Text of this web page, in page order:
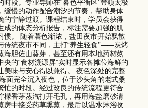
时段。专业导师在“暮色平衡区”带领太极
缓慢的动作配合潮汐的节奏，帮助身体
的宁静过渡。课程结束时，学员会获得
成的体态分析报告，标注需要加强的肌
惯。 随着暮色渐浓，盐田夜市开始飘散
传统夜市不同，主打“养生轻食”——炭烤
海胆佐山葵芽，甚至还有用本地药材熬
央的“食材溯源屏”实时显示各摊位海鲜的
美味与安心得以兼得。 夜色深处的完整
面完全沉入夜色，位于沙头角的老式桑
忙的时段。经过改良的传统流程更符合
檬香茅蒸汽打开毛孔，再用海盐磨砂清
房中接受药草熏蒸，最后以温水淋浴收